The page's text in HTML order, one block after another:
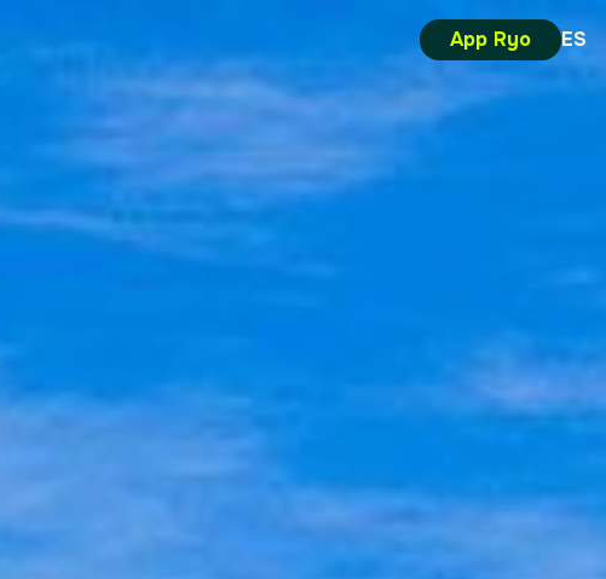
App Ryo ES